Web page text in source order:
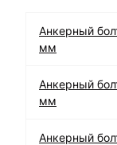
Анкерный
мм
Анкерный
мм
Анкерный